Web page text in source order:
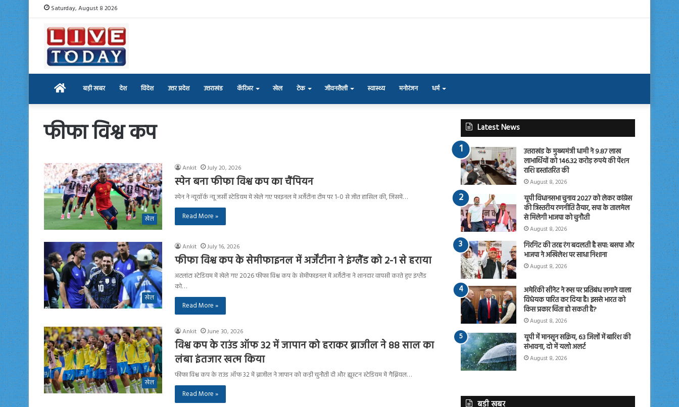
Saturday, August 8 2026
Home बड़ी खबर देश विदेश उत्तर प्रदेश उत्तराखंड कॅरिअर खेल टेक जीवनशैली स्वास्थ्य मनोरंजन धर्म
फीफा विश्व कप
खेल
Ankit July 20, 2026
स्पेन बना फीफा विश्व कप का चैंपियन
स्पेन ने न्यूयॉर्क न्यू जर्सी स्टेडियम में खेले गए फाइनल में अर्जेंटीना टीम पर 1-0 से जीत हासिल की, जिसमें…
Read More »
खेल
Ankit July 16, 2026
फीफा विश्व कप के सेमीफाइनल में अर्जेंटीना ने इंग्लैंड को 2-1 से हराया
अटलांटा स्टेडियम में खेले गए 2026 फीफा विश्व कप के सेमीफाइनल में अर्जेंटीना ने शानदार वापसी करते हुए इंग्लैंड
को…
Read More »
खेल
Ankit June 30, 2026
विश्व कप के राउंड ऑफ 32 में जापान को हराकर ब्राजील ने 88 साल का
लंबा इंतजार खत्म किया
फीफा विश्व कप के राउंड ऑफ 32 में ब्राजील ने जापान को कड़ी चुनौती दी और ह्यूस्टन स्टेडियम में गैब्रियल…
Read More »
Latest News
उत्तराखंड के मुख्यमंत्री धामी ने 9.87 लाख
लाभार्थियों को 146.32 करोड़ रुपये की पेंशन
राशि हस्तांतरित की
August 8, 2026
यूपी विधानसभा चुनाव 2027 को लेकर कांग्रेस
की त्रिस्तरीय रणनीति तैयार, सपा के तालमेल
से मिलेगी भाजपा को चुनौती
August 8, 2026
गिरगिट की तरह रंग बदलती है सपा: बसपा और
भाजपा ने अखिलेश पर साधा निशाना
August 8, 2026
अमेरिकी सीनेट ने रूस पर प्रतिबंध लगाने वाला
विधेयक पारित कर दिया है। इससे भारत को
किस प्रकार चिंता हो सकती है?
August 8, 2026
यूपी में मानसून सक्रिय, 63 जिलों में बारिश की
संभावना, दो में यलो अलर्ट
August 8, 2026
बड़ी खबर